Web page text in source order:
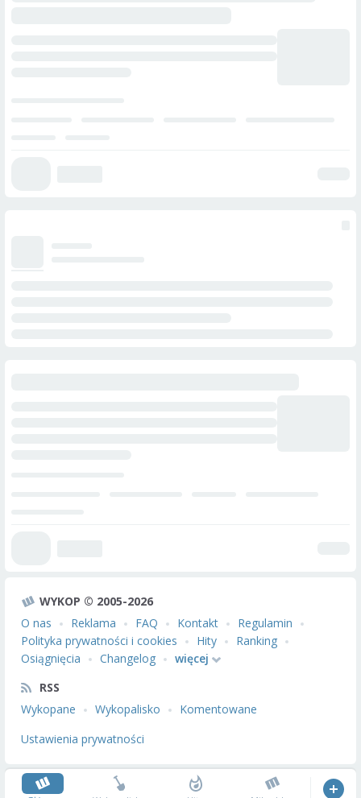
WYKOP © 2005-2026
O nas
Reklama FAQ Kontakt
Regulamin
Polityka prywatności i cookies
Hity
Ranking
Osiągnięcia
Changelog
więcej
RSS
Wykopane
Wykopalisko
Komentowane
Ustawienia prywatności